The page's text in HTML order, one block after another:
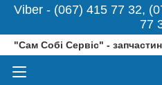
Viber - (067) 415 77 32,
77
"Сам Собі Сервіс" -